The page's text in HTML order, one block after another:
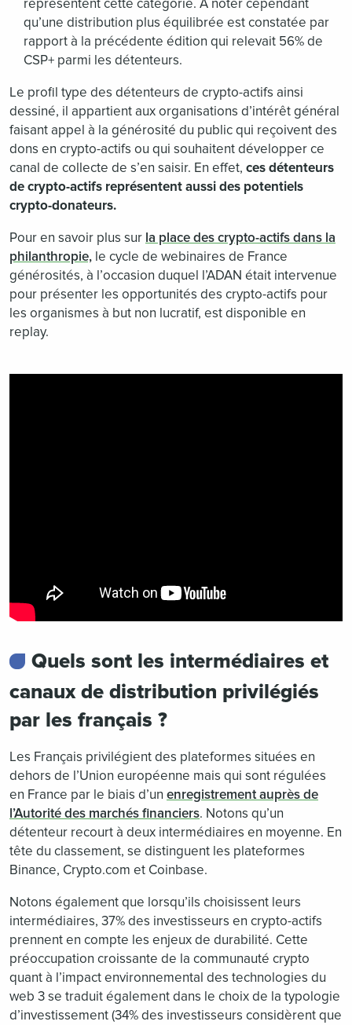
représentent cette catégorie. A noter cependant
qu’une distribution plus équilibrée est constatée par
rapport à la précédente édition qui relevait 56% de
CSP+ parmi les détenteurs.
Le profil type des détenteurs de crypto-actifs ainsi
dessiné, il appartient aux organisations d’intérêt général
faisant appel à la générosité du public qui reçoivent des
dons en crypto-actifs ou qui souhaitent développer ce
canal de collecte de s’en saisir. En effet, ces détenteurs
de crypto-actifs représentent aussi des potentiels
crypto-donateurs.
Pour en savoir plus sur la place des crypto-actifs dans la
philanthropie, le cycle de webinaires de France
générosités, à l’occasion duquel l’ADAN était intervenue
pour présenter les opportunités des crypto-actifs pour
les organismes à but non lucratif, est disponible en
replay.
Quels sont les intermédiaires et
canaux de distribution privilégiés
par les français ?
Les Français privilégient des plateformes situées en
dehors de l’Union européenne mais qui sont régulées
en France par le biais d’un enregistrement auprès de
l’Autorité des marchés financiers. Notons qu’un
détenteur recourt à deux intermédiaires en moyenne. En
tête du classement, se distinguent les plateformes
Binance, Crypto.com et Coinbase.
Notons également que lorsqu’ils choisissent leurs
intermédiaires, 37% des investisseurs en crypto-actifs
prennent en compte les enjeux de durabilité. Cette
préoccupation croissante de la communauté crypto
quant à l’impact environnemental des technologies du
web 3 se traduit également dans le choix de la typologie
d’investissement (34% des investisseurs considèrent que